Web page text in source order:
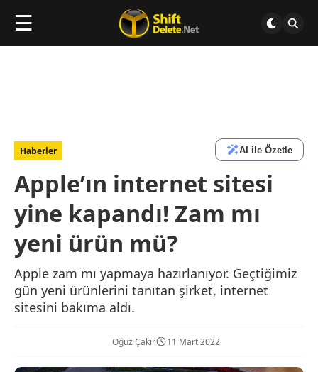
☰
Haberler AI ile Özetle
Apple’ın internet sitesi
yine kapandı! Zam mı
yeni ürün mü?
Apple zam mı yapmaya hazırlanıyor. Geçtiğimiz
gün yeni ürünlerini tanıtan şirket, internet
sitesini bakıma aldı.
Oğuz Çakır 11 Mart 2022